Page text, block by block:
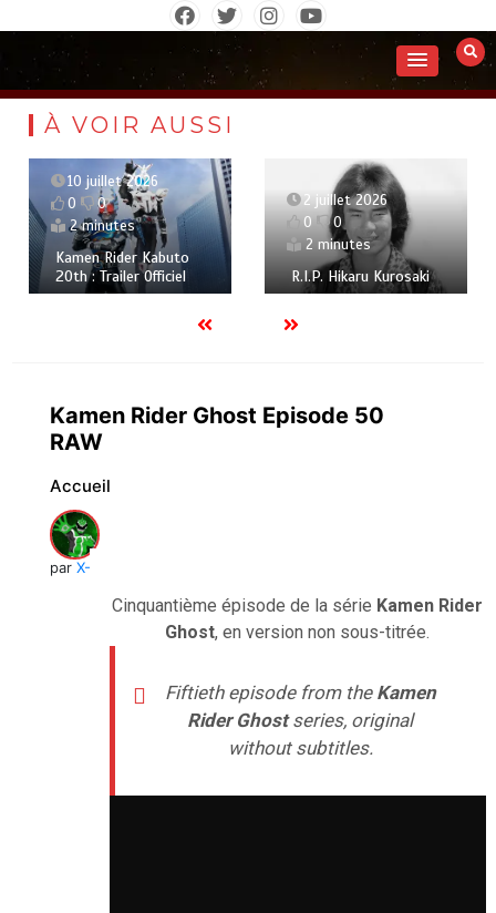
contenu
À VOIR AUSSI
10 juillet 2026
0
0
2 minutes
Kamen Rider Kabuto
20th : Trailer Officiel
2 juillet 2026
0
0
2 minutes
R.I.P. Hikaru Kurosaki
Kamen Rider Ghost Episode 50
RAW
Accueil
par X-Verine
Cinquantième épisode de la série Kamen Rider
Ghost, en version non sous-titrée.
Fiftieth episode from the Kamen
Rider Ghostseries, original
without subtitles.